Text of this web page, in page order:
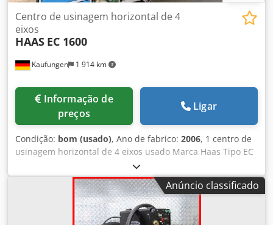
Kaufungen 1 914 km
Centro de usinagem horizontal de 4
eixos
HAAS EC 1600
preços
Ligar
Condição: bom (usado), Ano de fabrico: 2006, 1 centro de
usinagem horizontal de 4 eixos usado Marca Haas Tipo EC
1600 Ano de construção 2006 Caminhos de viagem Djdpsv
N Di Aofx Anrekr Eixo X 1626 mm Eixo Y 1270 mm Eixo Z
813 mm Linha central do fuso até a mesa 304 mm Fuso SK
50 Potência nominal máxima 22,4 kW Velocidade máx. 7500
rpm Torque máx. 460,0 Nm 700 rpm Tamanho da mesa
Anúncio classificado